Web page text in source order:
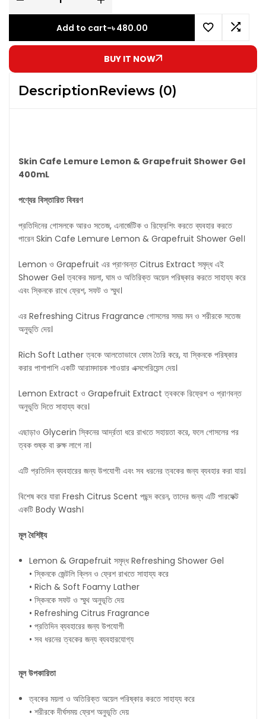
Add to cart-৳480.00
BUY IT NOW
DescriptionReviews (0)
Skin Cafe Lemure Lemon & Grapefruit Shower Gel
400mL
পণ্যের বিস্তারিত বিবরণ
প্রতিদিনের গোসলকে আরও সতেজ, এনার্জেটিক ও রিফ্রেশিং করতে ব্যবহার করতে
পারেন Skin Cafe Lemure Lemon & Grapefruit Shower Gel।
Lemon ও Grapefruit এর প্রাণবন্ত Citrus Extract সমৃদ্ধ এই
Shower Gel ত্বকের ময়লা, ঘাম ও অতিরিক্ত অয়েল পরিষ্কার করতে সাহায্য করে
এবং স্কিনকে রাখে ফ্রেশ, সফট ও স্মুথ।
এর Refreshing Citrus Fragrance গোসলের সময় মন ও শরীরকে সতেজ
অনুভূতি দেয়।
Rich Soft Lather ত্বকে আলতোভাবে ফোম তৈরি করে, যা স্কিনকে পরিষ্কার
করার পাশাপাশি একটি আরামদায়ক শাওয়ার এক্সপেরিয়েন্স দেয়।
Lemon Extract ও Grapefruit Extract ত্বককে রিফ্রেশ ও প্রাণবন্ত
অনুভূতি দিতে সাহায্য করে।
এছাড়াও Glycerin স্কিনের আর্দ্রতা ধরে রাখতে সহায়তা করে, ফলে গোসলের পর
ত্বক শুষ্ক বা রুক্ষ লাগে না।
এটি প্রতিদিন ব্যবহারের জন্য উপযোগী এবং সব ধরনের ত্বকের জন্য ব্যবহার করা যায়।
বিশেষ করে যারা Fresh Citrus Scent পছন্দ করেন, তাদের জন্য এটি পারফেক্ট
একটি Body Wash।
মূল বৈশিষ্ট্য
Lemon & Grapefruit সমৃদ্ধ Refreshing Shower Gel
• স্কিনকে জেন্টলি ক্লিন ও ফ্রেশ রাখতে সাহায্য করে
• Rich & Soft Foamy Lather
• স্কিনকে সফট ও স্মুথ অনুভূতি দেয়
• Refreshing Citrus Fragrance
• প্রতিদিন ব্যবহারের জন্য উপযোগী
• সব ধরনের ত্বকের জন্য ব্যবহারযোগ্য
মূল উপকারিতা
ত্বকের ময়লা ও অতিরিক্ত অয়েল পরিষ্কার করতে সাহায্য করে
• শরীরকে দীর্ঘসময় ফ্রেশ অনুভূতি দেয়